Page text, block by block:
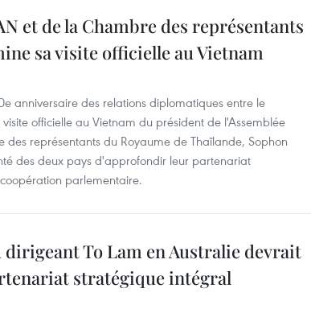
et de la Chambre des représentants
sa visite officielle au Vietnam
anniversaire des relations diplomatiques entre le
officielle au Vietnam du président de l'Assemblée
représentants du Royaume de Thaïlande, Sophon
des deux pays d'approfondir leur partenariat
parlementaire.
To Lam en Australie devrait
stratégique intégral